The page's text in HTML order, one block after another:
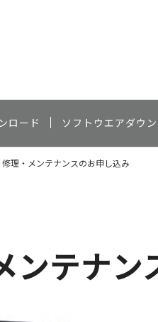
ロード ソフトウエアダウ
理・メンテナンスのお申し込み
ンテナン